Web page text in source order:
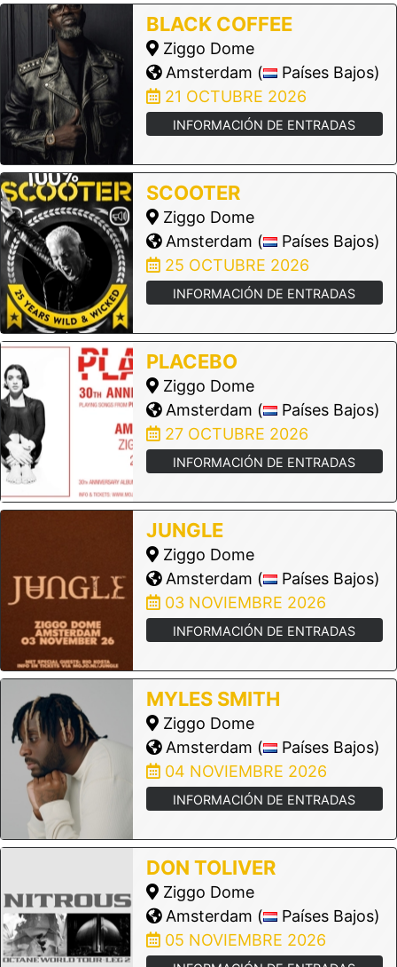
BLACK COFFEE
Ziggo Dome
Amsterdam (
Países Bajos)
21 OCTUBRE 2026
INFORMACIÓN DE ENTRADAS
SCOOTER
Ziggo Dome
Amsterdam (
Países Bajos)
25 OCTUBRE 2026
INFORMACIÓN DE ENTRADAS
PLACEBO
Ziggo Dome
Amsterdam (
Países Bajos)
27 OCTUBRE 2026
INFORMACIÓN DE ENTRADAS
JUNGLE
Ziggo Dome
Amsterdam (
Países Bajos)
03 NOVIEMBRE 2026
INFORMACIÓN DE ENTRADAS
MYLES SMITH
Ziggo Dome
Amsterdam (
Países Bajos)
04 NOVIEMBRE 2026
INFORMACIÓN DE ENTRADAS
DON TOLIVER
Ziggo Dome
Amsterdam (
Países Bajos)
05 NOVIEMBRE 2026